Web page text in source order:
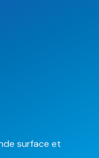
surface et